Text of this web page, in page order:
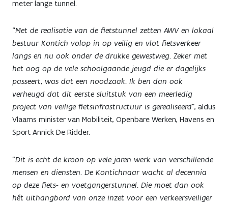
meter lange tunnel.
“Met de realisatie van de fietstunnel zetten AWV en lokaal
bestuur Kontich volop in op veilig en vlot fietsverkeer
langs en nu ook onder de drukke gewestweg. Zeker met
het oog op de vele schoolgaande jeugd die er dagelijks
passeert, was dat een noodzaak. Ik ben dan ook
verheugd dat dit eerste sluitstuk van een meerledig
project van veilige fietsinfrastructuur is gerealiseerd”, aldus
Vlaams minister van Mobiliteit, Openbare Werken, Havens en
Sport Annick De Ridder.
"Dit is echt de kroon op vele jaren werk van verschillende
mensen en diensten. De Kontichnaar wacht al decennia
op deze fiets- en voetgangerstunnel. Die moet dan ook
hét uithangbord van onze inzet voor een verkeersveiliger